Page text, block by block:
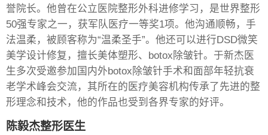
誉院长。他曾在公立医院整形外科进修学习，是世界整形
50强专家之一，获军队医疗一等奖1项。他沟通顺畅，手
法温柔，被顾客称为“温柔圣手”。他还可以进行DSD微笑
美学设计修复，擅长美体塑形、botox除皱针。于新杰医
生多次受邀参加国内外botox除皱针手术和面部年轻抗衰
老学术峰会交流，其所在的医疗美容机构传承了先进的整
形理念和技术，他的作品也受到各界专家的好评。
陈毅杰整形医生